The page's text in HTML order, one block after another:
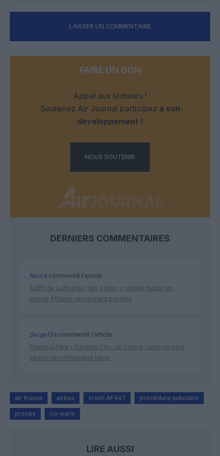
LAISSER UN COMMENTAIRE
FAIRE UN DON
Appel aux lecteurs !
Soutenez Air Journal participez à son
développement !
NOUS SOUTENIR
DERNIERS COMMENTAIRES
Nicoa commenté l'article :
A380 de Lufthansa : les « vrais » sièges hublot en
classe Affaires deviennent payants
Serge13a commenté l'article :
Pointe‑à‑Pitre – Panama City : Air France ouvre un pont
aérien vers l’Amérique latine
air france airbus crash AF447 procédure judiciaire
procès rio-paris
LIRE AUSSI